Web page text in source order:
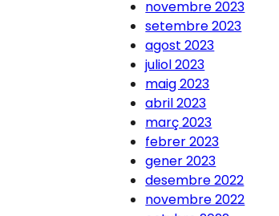
novembre 2023
setembre 2023
agost 2023
juliol 2023
maig 2023
abril 2023
març 2023
febrer 2023
gener 2023
desembre 2022
novembre 2022